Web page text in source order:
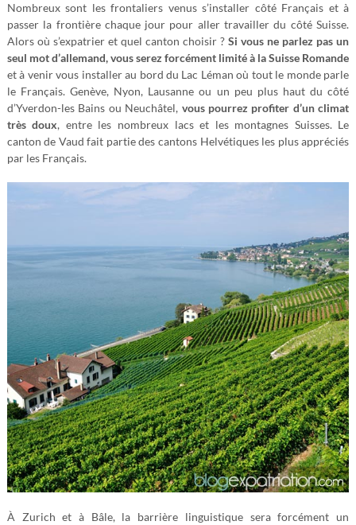
Nombreux sont les frontaliers venus s’installer côté Français et à
passer la frontière chaque jour pour aller travailler du côté Suisse.
Alors où s’expatrier et quel canton choisir ?Si vous ne parlez pas un
seul mot d’allemand, vous serez forcément limité à la Suisse Romande
et à venir vous installer au bord du Lac Léman où tout le monde parle
le Français. Genève, Nyon, Lausanne ou un peu plus haut du côté
d’Yverdon-les Bains ou Neuchâtel, vous pourrez profiter d’un climat
très doux, entre les nombreux lacs et les montagnes Suisses. Le
canton de Vaud fait partie des cantons Helvétiques les plus appréciés
par les Français.
À Zurich et à Bâle, la barrière linguistique sera forcément un